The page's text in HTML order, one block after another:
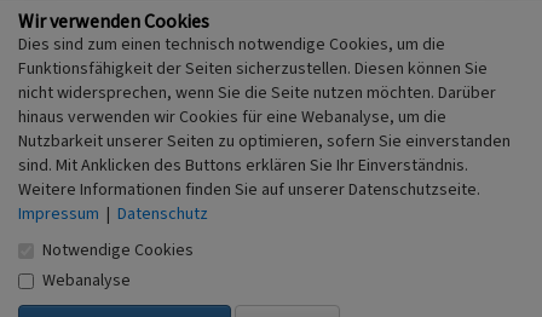
Ursprünglich war die erste Kapelle links vom Eingang die
Annakapelle. Sie wurde 1978 dem Ordensstifter Eugen von
Mazenod umgewidmet und der dritte Seitenaltar wurde
zum Annenaltar. Die anderen Seitenaltäre – Herz-Jesu-
Altar, Josephs-Altar und Antonius-Altar – wurden von
anonymen Spendern finanziert. Unter dem Herz-Jesu-
Altar wurden etwa ein Kubikmeter Gebeine bestattet, die
beim Ausheben der Fundamente gefunden worden waren
und demnach aus dem früheren Kreuzhof stammten.
Wir verwenden Cookies
Dies sind zum einen technisch notwendige Cookies, um die
Funktionsfähigkeit der Seiten sicherzustellen. Diesen können Sie
nicht widersprechen, wenn Sie die Seite nutzen möchten. Darüber
hinaus verwenden wir Cookies für eine Webanalyse, um die
Nutzbarkeit unserer Seiten zu optimieren, sofern Sie einverstanden
sind. Mit Anklicken des Buttons erklären Sie Ihr Einverständnis.
Weitere Informationen finden Sie auf unserer Datenschutzseite.
Impressum | Datenschutz
Notwendige Cookies
Webanalyse